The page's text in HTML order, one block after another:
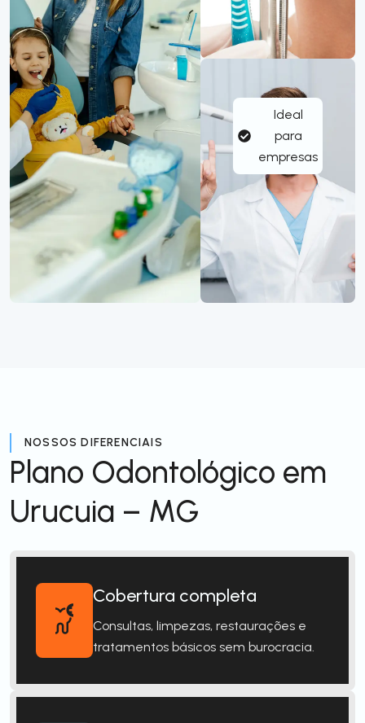
Ideal
para
empresas
NOSSOS DIFERENCIAIS
Plano Odontológico em
Urucuia – MG
Cobertura completa
Consultas, limpezas, restaurações e
tratamentos básicos sem burocracia.